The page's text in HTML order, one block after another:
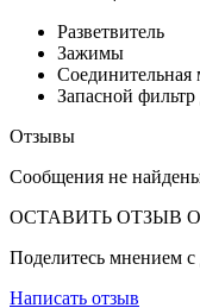
Разветвитель
Зажимы
Соединительная
Запасной фильтр
Отзывы
Сообщения не
ОСТАВИТЬ ОТЗЫВ
Поделитесь мнением
Написать отзыв